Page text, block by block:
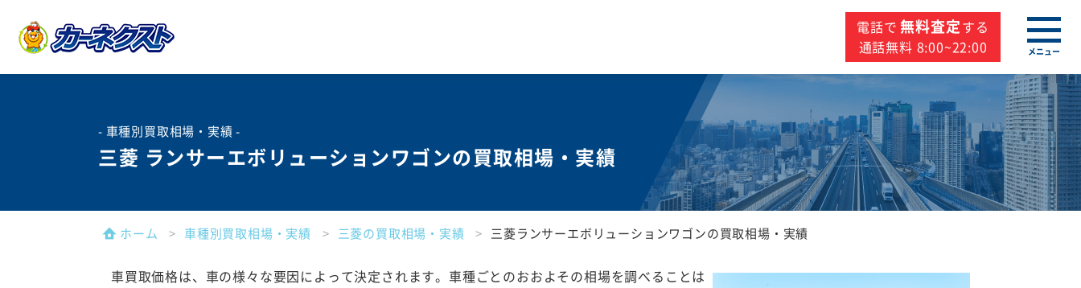
電話で 無料査定する
通話無料 8:00~22:00
メニュー
- 車種別買取相場・実績 -
三菱 ランサーエボリューションワゴンの買取相場・実績
ホーム 車種別買取相場・実績 三菱の買取相場・実績 三菱ランサーエボリューションワゴンの買取相場・実績
車買取価格は、車の様々な要因によって決定されます。車種ごとのおおよその相場を調べることは